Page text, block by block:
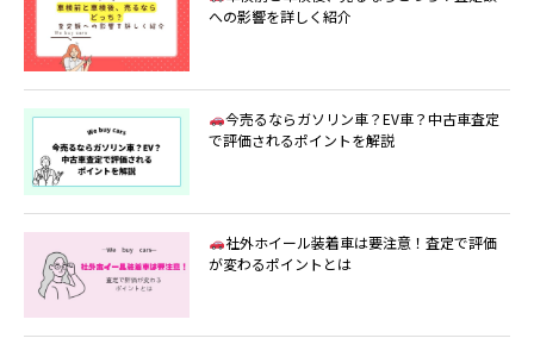
への影響を詳しく紹介
今売るならガソリン車？EV車？中古車査定
で評価されるポイントを解説
社外ホイール装着車は要注意！査定で評価
が変わるポイントとは